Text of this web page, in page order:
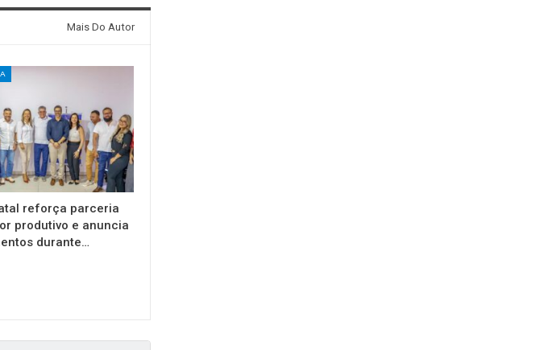
Mais Do Autor
reforça parceria
produtivo e anuncia
durante…